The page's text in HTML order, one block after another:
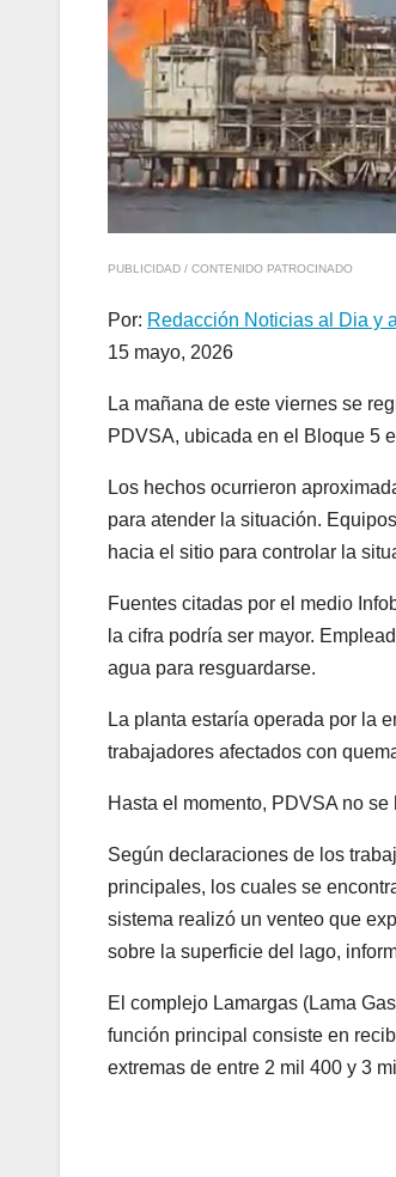
PUBLICIDAD / CONTENIDO PATROCINADO
Por: Redacción Noticias al Dia y
15 mayo, 2026
La mañana de este viernes se
PDVSA, ubicada en el Bloque 5
Los hechos ocurrieron
para atender la situación.
hacia el sitio para controlar la
Fuentes citadas por el medio
la cifra podría ser mayor.
agua para resguardarse.
La planta estaría operada por la
trabajadores afectados con
Hasta el momento, PDVSA no
Según declaraciones de los
principales, los cuales se
sistema realizó un venteo que
sobre la superficie del lago,
El complejo Lamargas (Lama
función principal consiste en
extremas de entre 2 mil 400 y 3